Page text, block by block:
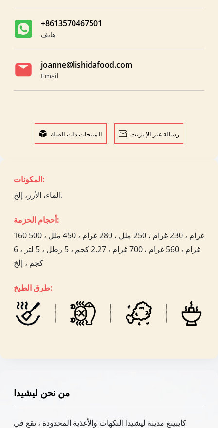
+8613570467501
هاتف
joanne@lishidafood.com
Email
 المنتجات ذات الصلة  رسالة عبر الإنترنت
المكونات:
الماء، الأرز، إلخ.
أحجام الحزمة:
160 غرام ، 230 غرام ، 250 ملل ، 280 غرام ، 450 ملل ، 500
غرام ، 560 غرام ، 700 غرام ، 2.27 كجم ، 5 رطل ، 5 لتر ، 6
كجم ، إلخ
طرق الطبخ:
من نحن ليشيدا
كايبينغ مدينة ليشيدا النكهات والأغذية المحدودة ، تقع في